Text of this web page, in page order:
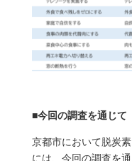
■今回の調査を通じて
京都市において脱炭
には、今回の調査を